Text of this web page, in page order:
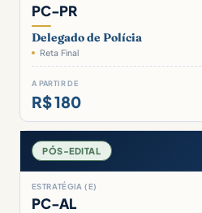
PC-PR
Delegado de Polícia
Reta Final
A PARTIR DE
R$ 180
PÓS-EDITAL
ESTRATÉGIA (E)
PC-AL